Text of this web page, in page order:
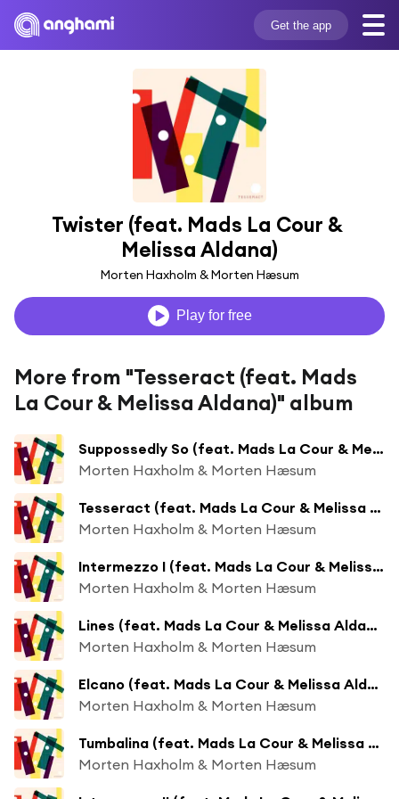
Get the app
Twister (feat. Mads La Cour &
Melissa Aldana)
Morten Haxholm & Morten Hæsum
Play for free
More from "Tesseract (feat. Mads
La Cour & Melissa Aldana)" album
Suppossedly So (feat. Mads La Cour & Melissa Aldana)
Morten Haxholm & Morten Hæsum
Tesseract (feat. Mads La Cour & Melissa Aldana)
Morten Haxholm & Morten Hæsum
Intermezzo I (feat. Mads La Cour & Melissa Aldana)
Morten Haxholm & Morten Hæsum
Lines (feat. Mads La Cour & Melissa Aldana)
Morten Haxholm & Morten Hæsum
Elcano (feat. Mads La Cour & Melissa Aldana)
Morten Haxholm & Morten Hæsum
Tumbalina (feat. Mads La Cour & Melissa Aldana)
Morten Haxholm & Morten Hæsum